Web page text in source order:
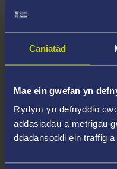
Caniatâd
Mae ein gwefan yn
Rydym yn defnyddio
addasiadau a metrigau
ddadansoddi ein traffig
2021
Cystadleuaeth
2020
Cystadleuaeth
Cystadleuaeth